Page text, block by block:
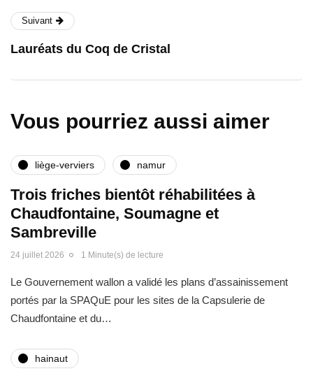
Suivant
Lauréats du Coq de Cristal
Vous pourriez aussi aimer
liège-verviers namur
Trois friches bientôt réhabilitées à
Chaudfontaine, Soumagne et
Sambreville
24 juillet 2026 1 Minute(s) de lecture
Le Gouvernement wallon a validé les plans d’assainissement
portés par la SPAQuE pour les sites de la Capsulerie de
Chaudfontaine et du…
hainaut